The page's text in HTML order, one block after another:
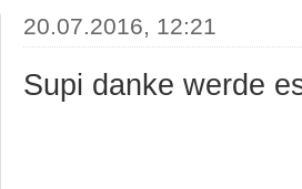
20.07.2016, 12:21
Supi danke werde